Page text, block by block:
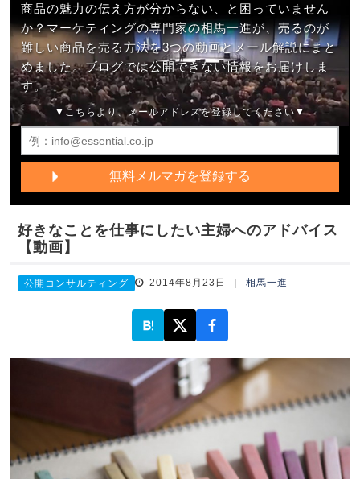
商品の魅力の伝え方が分からない、と困っていません
か？マーケティングの専門家の相馬一進が、売るのが
難しい商品を売る方法を3つの動画とメール解説にまと
めました。ブログでは公開できない情報をお届けしま
す。
▼こちらより、メールアドレスを登録してください▼
好きなことを仕事にしたい主婦へのアドバイス
【動画】
公開コンサルティング 2014年8月23日 相馬一進